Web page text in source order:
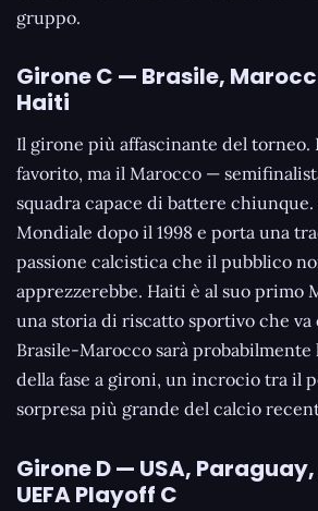
gruppo.
Girone C — Brasile,
Haiti
Il girone più affascinante del torneo.
favorito, ma il Marocco —
squadra capace di battere chiunque.
Mondiale dopo il 1998 e porta una
passione calcistica che il pubblico
apprezzerebbe. Haiti è al suo primo
una storia di riscatto sportivo che va
Brasile-Marocco sarà
della fase a gironi, un incrocio tra il
sorpresa più grande del calcio
Girone D — USA,
UEFA Playoff C